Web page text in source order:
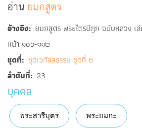
อ่าน ยมกสูตร
อ้างอิง ยมกสูตร พระไตรปิฎก ฉบับหลวง
หน้า ๑๐๖-๑๑๒
ชุดที่ ชุดเวทัลลธรรม ชุดที่ ๒
ลำดับที่ 23
บุคคล
พระสารีบุตร พระยมกะ